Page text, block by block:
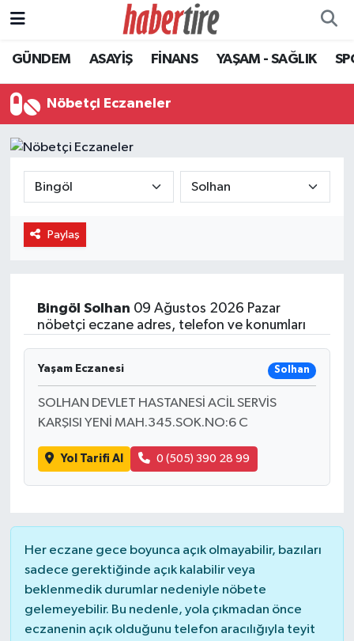
GÜNDEM ASAYİŞ FİNANS YAŞAM - SAĞLIK
Nöbetçi Eczaneler
Paylaş
Bingöl Solhan 09 Ağustos 2026 Pazar
nöbetçi eczane adres, telefon ve konumları
Yaşam Eczanesi Solhan
SOLHAN DEVLET HASTANESİ ACİL SERVİS
KARŞISI YENİ MAH.345.SOK.NO:6 C
Yol Tarifi Al 0 (505) 390 28 99
Her eczane gece boyunca açık olmayabilir, bazıları
sadece gerektiğinde açık kalabilir veya
beklenmedik durumlar nedeniyle nöbete
gelemeyebilir. Bu nedenle, yola çıkmadan önce
eczanenin açık olduğunu telefon aracılığıyla teyit
Tire Nöbetçi Eczaneler
Tire Hava Durumu
Tire Trafik Yoğunluk Haritası
Süper Lig Puan Durumu ve Fikstür
Tüm Manşetler
Haber Arşivi